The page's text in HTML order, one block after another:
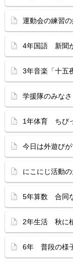
運動会の練習の
4年国語 新聞
3年音楽「十五
学援隊のみな
1年体育 ちび
今日は外遊び
にこにじ活動
5年算数 合同
2年生活 秋に
6年 普段の様